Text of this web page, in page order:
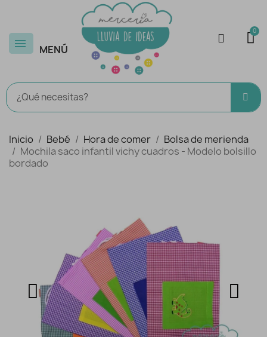
MENÚ
Inicio Bebé Hora de comer
Bolsa de merienda
Mochila saco infantil vichy cuadros - Modelo bolsillo
bordado